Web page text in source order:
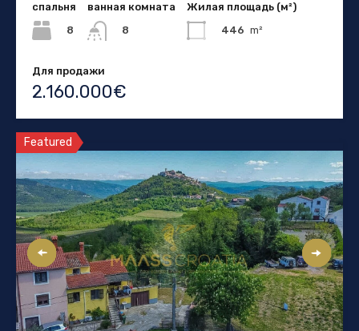
спальня
8
ванная комната
8
Жилая площадь (м²)
446 m²
Для продажи
2.160.000€
Featured